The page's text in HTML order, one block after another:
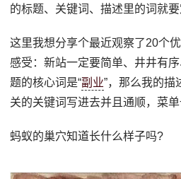
的标题、关键词、描述里的词就要
这里我想分享个最近观察了20个
感受：新站一定要简单、井井有
题的核心词是“副业”，那么我的描
关的关键词写进去并且通顺，菜单
蚂蚁的巢穴知道长什么样子吗?